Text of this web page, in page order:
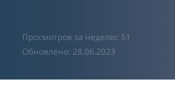
Просмотров за неделю: 51
Обновлено: 28.06.2023